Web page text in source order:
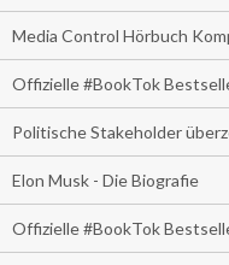
Media Control Hörbuch
Offizielle #BookTok
Politische Stakeholder
Elon Musk - Die Biografie
Offizielle #BookTok